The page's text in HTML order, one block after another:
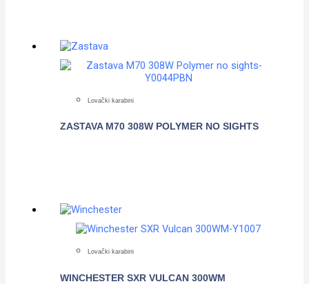
Lovački karabini
ZASTAVA M70 308W POLYMER NO SIGHTS
Lovački karabini
WINCHESTER SXR VULCAN 300WM